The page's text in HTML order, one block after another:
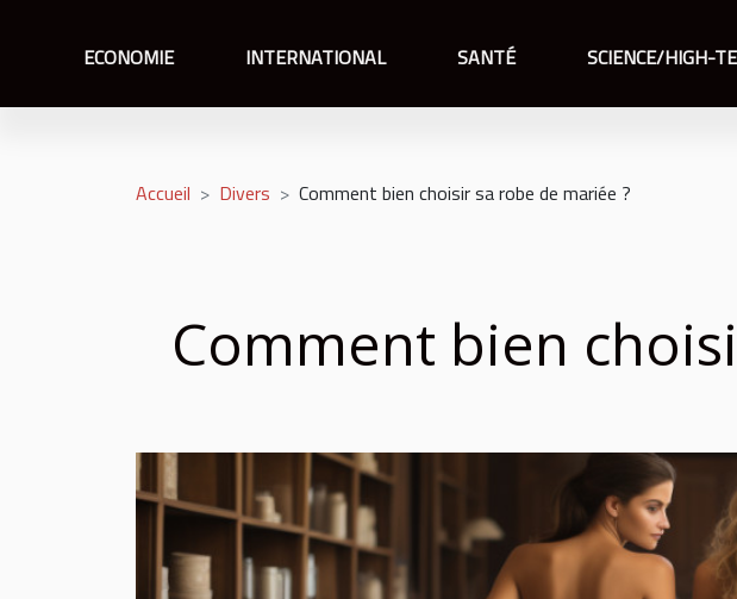
ECONOMIE INTERNATIONAL SANTÉ SCIENCE/HIGH-
Accueil Divers Comment bien choisir sa robe de mariée ?
Comment bien